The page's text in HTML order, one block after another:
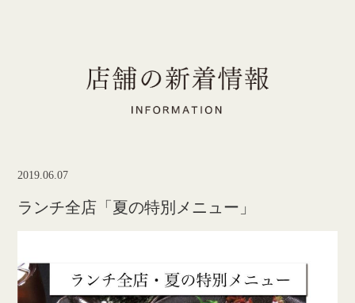
2019.06.07
ランチ全店「夏の特別メニュー」